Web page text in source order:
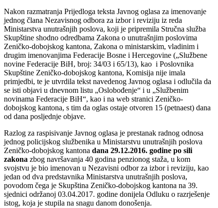
Nakon razmatranja Prijedloga teksta Javnog oglasa za imenovanje
jednog člana Nezavisnog odbora za izbor i reviziju iz reda
Ministarstva unutrašnjih poslova, koji je pripremila Stručna služba
Skupštine shodno odredbama Zakona o unutrašnjim poslovima
Zeničko-dobojskog kantona, Zakona o ministarskim, vladinim i
drugim imenovanjima Federacije Bosne i Hercegovine („Službene
novine Federacije BiH, broj: 34/03 i 65/13), kao i Poslovnika
Skupštine Zeničko-dobojskog kantona, Komisija nije imala
primjedbi, te je utvrdila tekst navedenog Javnog oglasa i odlučila da
se isti objavi u dnevnom listu „Oslobođenje“ i u „Službenim
novinama Federacije BiH“, kao i na web stranici Zeničko-
dobojskog kantona, s tim da oglas ostaje otvoren 15 (petnaest) dana
od dana posljednje objave.
Razlog za raspisivanje Javnog oglasa je prestanak radnog odnosa
jednog policijskog službenika u Ministarstvu unutrašnjih poslova
Zeničko-dobojskog kantona dana 29.12.2016. godine po sili
zakona zbog navršavanja 40 godina penzionog staža, u kom
svojstvu je bio imenovan u Nezavisni odbor za izbor i reviziju, kao
jedan od dva predstavnika Ministarstva unutrašnjih poslova,
povodom čega je Skupština Zeničko-dobojskog kantona na 39.
sjednici održanoj 03.04.2017. godine donijela Odluku o razrješenje
istog, koja je stupila na snagu danom donošenja.